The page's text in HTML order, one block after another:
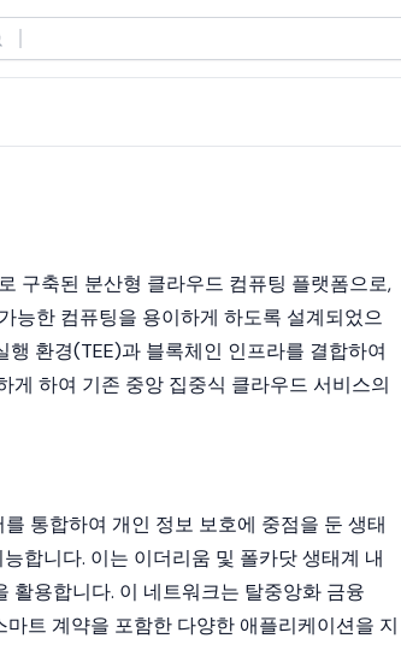
구축된 분산형 클라우드 컴퓨팅 플랫폼으로,
능한 컴퓨팅을 용이하게 하도록 설계되었으
행 환경(TEE)과 블록체인 인프라를 결합하여
게 하여 기존 중앙 집중식 클라우드 서비스의
통합하여 개인 정보 보호에 중점을 둔 생태
합니다. 이는 이더리움 및 폴카닷생태계 내
활용합니다. 이 네트워크는 탈중앙화 금융
마트 계약을 포함한 다양한 애플리케이션을 지